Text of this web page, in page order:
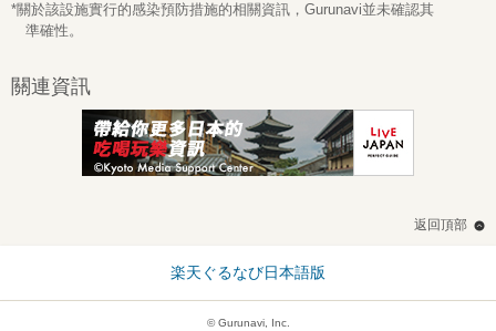
*關於該設施實行的感染預防措施的相關資訊，Gurunavi並未確認其
準確性。
關連資訊
返回頂部
楽天ぐるなび日本語版
© Gurunavi, Inc.